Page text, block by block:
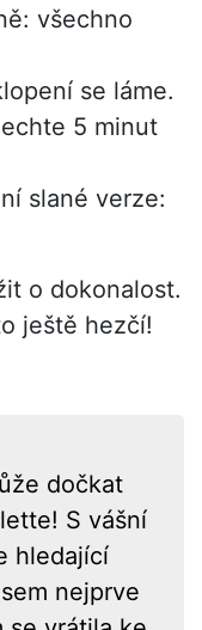
všechno
se láme.
5 minut
slané verze:
o dokonalost.
ještě hezčí!
dočkat
S vášní
hledající
nejprve